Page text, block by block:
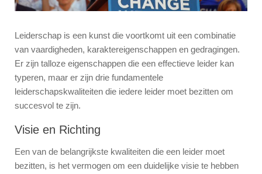
Leiderschap is een kunst die voortkomt uit een combinatie
van vaardigheden, karaktereigenschappen en gedragingen.
Er zijn talloze eigenschappen die een effectieve leider kan
typeren, maar er zijn drie fundamentele
leiderschapskwaliteiten die iedere leider moet bezitten om
succesvol te zijn.
Visie en Richting
Een van de belangrijkste kwaliteiten die een leider moet
bezitten, is het vermogen om een duidelijke visie te hebben